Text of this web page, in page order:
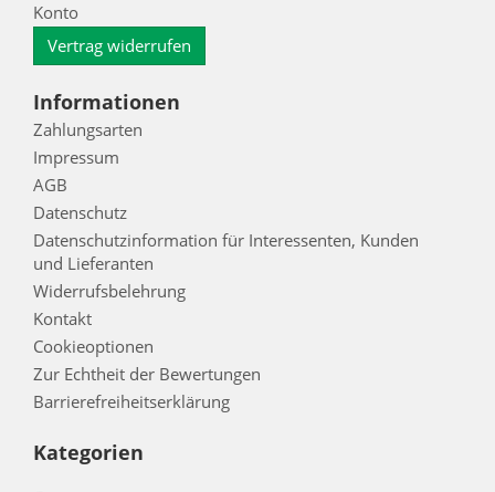
Konto
Vertrag widerrufen
Informationen
Zahlungsarten
Impressum
AGB
Datenschutz
Datenschutzinformation für Interessenten, Kunden
und Lieferanten
Widerrufsbelehrung
Kontakt
Cookieoptionen
Zur Echtheit der Bewertungen
Barrierefreiheitserklärung
Kategorien